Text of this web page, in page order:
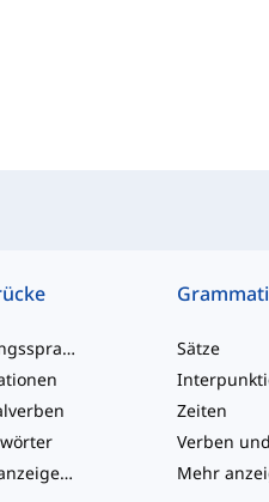
Umgangssprache-Wörter
Mehr anzeigen...
Sätze
Zeiten